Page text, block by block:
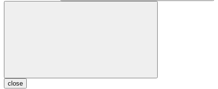
close